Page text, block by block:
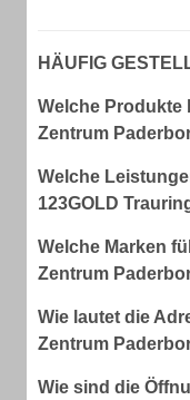
HÄUFIG
Welche Produkte
Zentrum
Welche
123GOLD
Welche Marken
Zentrum
Wie lautet die
Zentrum
Wie sind die